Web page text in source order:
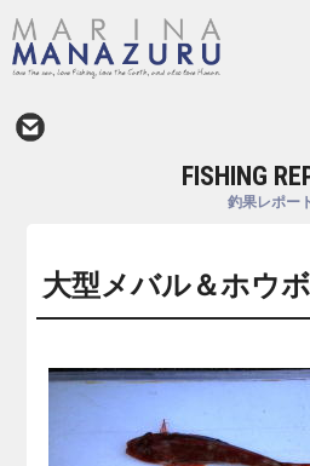
FISHING
釣果レポー
大型メバル＆ホウ